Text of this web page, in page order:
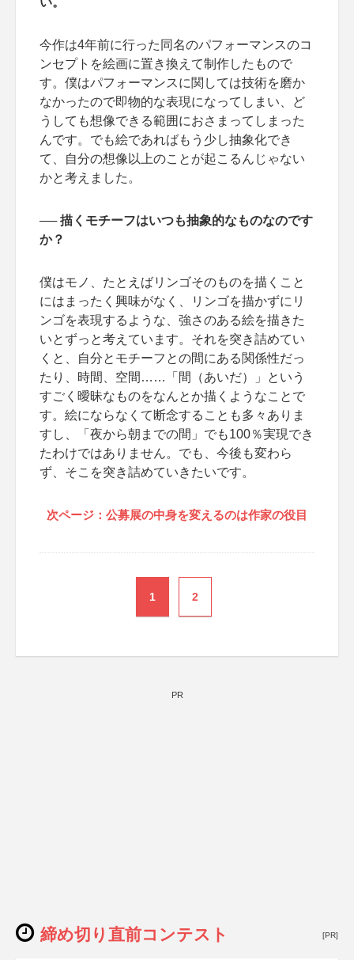
今作は4年前に行った同名のパフォーマンスのコ
ンセプトを絵画に置き換えて制作したもので
す。僕はパフォーマンスに関しては技術を磨か
なかったので即物的な表現になってしまい、ど
うしても想像できる範囲におさまってしまった
んです。でも絵であればもう少し抽象化でき
て、自分の想像以上のことが起こるんじゃない
かと考えました。
── 描くモチーフはいつも抽象的なものなのです
か？
僕はモノ、たとえばリンゴそのものを描くこと
にはまったく興味がなく、リンゴを描かずにリ
ンゴを表現するような、強さのある絵を描きた
いとずっと考えています。それを突き詰めてい
くと、自分とモチーフとの間にある関係性だっ
たり、時間、空間……「間（あいだ）」という
すごく曖昧なものをなんとか描くようなことで
す。絵にならなくて断念することも多々ありま
すし、「夜から朝までの間」でも100％実現でき
たわけではありません。でも、今後も変わら
ず、そこを突き詰めていきたいです。
次ページ：公募展の中身を変えるのは作家の役目
1 2
PR
締め切り直前コンテスト [PR]